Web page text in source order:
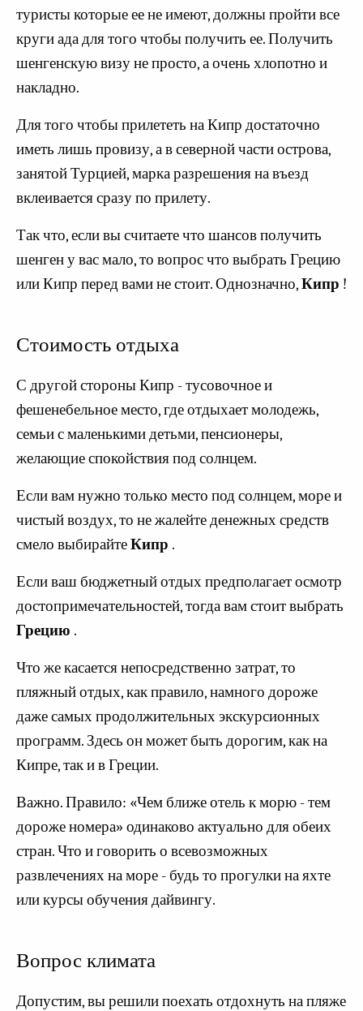
туристы которые ее не имеют, должны пройти все
круги ада для того чтобы получить ее. Получить
шенгенскую визу не просто, а очень хлопотно и
накладно.
Для того чтобы прилететь на Кипр достаточно
иметь лишь провизу, а в северной части острова,
занятой Турцией, марка разрешения на въезд
вклеивается сразу по прилету.
Так что, если вы считаете что шансов получить
шенген у вас мало, то вопрос что выбрать Грецию
или Кипр перед вами не стоит. Однозначно,Кипр !
Стоимость отдыха
С другой стороны Кипр - тусовочное и
фешенебельное место, где отдыхает молодежь,
семьи с маленькими детьми, пенсионеры,
желающие спокойствия под солнцем.
Если вам нужно только место под солнцем, море и
чистый воздух, то не жалейте денежных средств
смело выбирайтеКипр .
Если ваш бюджетный отдых предполагает осмотр
достопримечательностей, тогда вам стоит выбрать
Грецию .
Что же касается непосредственно затрат, то
пляжный отдых, как правило, намного дороже
даже самых продолжительных экскурсионных
программ. Здесь он может быть дорогим, как на
Кипре, так и в Греции.
Важно. Правило: «Чем ближе отель к морю - тем
дороже номера» одинаково актуально для обеих
стран. Что и говорить о всевозможных
развлечениях на море - будь то прогулки на яхте
или курсы обучения дайвингу.
Вопрос климата
Допустим, вы решили поехать отдохнуть на пляже